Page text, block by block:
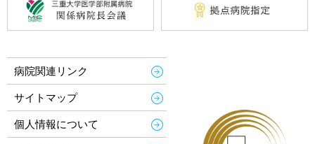
病院関連リンク
サイトマップ
個人情報について